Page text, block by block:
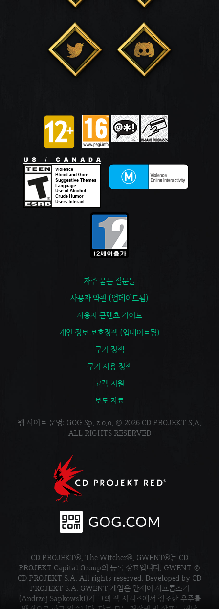
자주 묻는 질문들
사용자 약관 (업데이트됨)
사용자 콘텐츠 가이드
개인 정보 보호정책 (업데이트됨)
쿠키 정책
쿠키 사용 정책
고객 지원
보도 자료
웹 사이트 운영: GOG Sp. z o.o. © 2026 CD PROJEKT S.A.
ALL RIGHTS RESERVED
CD PROJEKT®, The Witcher®, GWENT®는 CD
PROJEKT Capital Group의 등록 상표입니다. GWENT ©
CD PROJEKT S.A. All rights reserved. Developed by CD
PROJEKT S.A. GWENT 게임은 안제이 사프콥스키
(Andrzej Sapkowski)가 그의 책 시리즈에서 창조한 우주를